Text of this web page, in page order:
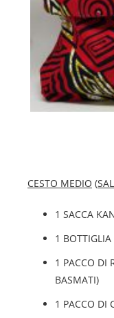
Previ
CESTO MEDIO (
1 SACCA
1
1 PACCO DI
BASMATI)
1 PACCO DI